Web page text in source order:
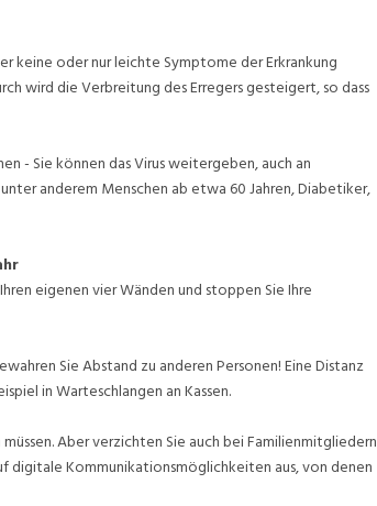
keine oder nur leichte Symptome der Erkrankung
wird die Verbreitung des Erregers gesteigert, so dass
- Sie können das Virus weitergeben, auch an
anderem Menschen ab etwa 60 Jahren, Diabetiker,
eigenen vier Wänden und stoppen Sie Ihre
Sie Abstand zu anderen Personen! Eine Distanz
in Warteschlangen an Kassen.
Aber verzichten Sie auch bei Familienmitgliedern
digitale Kommunikationsmöglichkeiten aus, von denen